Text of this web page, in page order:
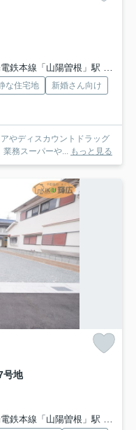
鉄本線「山陽曽根」駅 徒歩37分
な住宅地
新婚さん向け
やディスカウントドラッグ
業務スーパーや... もっと見る
号地
鉄本線「山陽曽根」駅 徒歩37分